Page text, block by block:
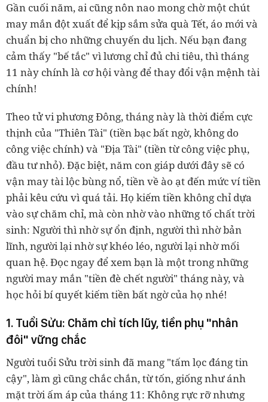
Gần cuối năm, ai cũng nôn nao mong chờ một chút
may mắn đột xuất để kịp sắm sửa quà Tết, áo mới và
chuẩn bị cho những chuyến du lịch. Nếu bạn đang
cảm thấy "bế tắc" vì lương chỉ đủ chi tiêu, thì tháng
11 này chính là cơ hội vàng để thay đổi vận mệnh tài
chính!
Theo tử vi phương Đông, tháng này là thời điểm cực
thịnh của "Thiên Tài" (tiền bạc bất ngờ, không do
công việc chính) và "Địa Tài" (tiền từ công việc phụ,
đầu tư nhỏ). Đặc biệt, năm con giáp dưới đây sẽ có
vận may tài lộc bùng nổ, tiền về ào ạt đến mức ví tiền
phải kêu cứu vì quá tải. Họ kiếm tiền không chỉ dựa
vào sự chăm chỉ, mà còn nhờ vào những tố chất trời
sinh: Người thì nhờ sự ổn định, người thì nhờ bản
lĩnh, người lại nhờ sự khéo léo, người lại nhờ mối
quan hệ. Đọc ngay để xem bạn là một trong những
người may mắn "tiền đè chết người" tháng này, và
học hỏi bí quyết kiếm tiền bất ngờ của họ nhé!
1. Tuổi Sửu: Chăm chỉ tích lũy, tiền phụ "nhân
đôi" vững chắc
Người tuổi Sửu trời sinh đã mang "tấm lọc đáng tin
cậy", làm gì cũng chắc chắn, từ tốn, giống như ánh
mặt trời ấm áp của tháng 11: Không rực rỡ nhưng